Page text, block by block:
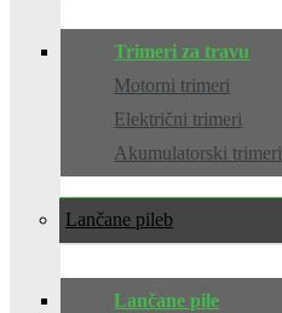
Trimeri za travu
Motorni trimeri
Električni trimeri
Akumulatorski trimeri
Lančane pile
Lančane pile